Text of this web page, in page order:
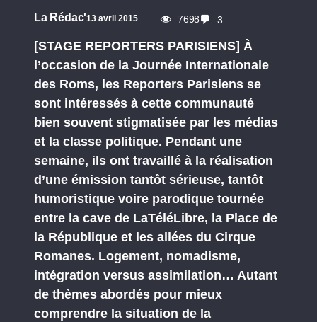
La Rédac'13 avril 2015 7698 3
[STAGE REPORTERS PARISIENS] À
l’occasion de la Journée Internationale
des Roms, les Reporters Parisiens se
sont intéressés à cette communauté
bien souvent stigmatisée par les médias
et la classe politique. Pendant une
semaine, ils ont travaillé à la réalisation
d’une émission tantôt sérieuse, tantôt
humoristique voire parodique tournée
entre la cave de LaTéléLibre, la Place de
la République et les allées du Cirque
Romanes. Logement, nomadisme,
intégration versus assimilation… Autant
de thèmes abordés pour mieux
comprendre la situation de la